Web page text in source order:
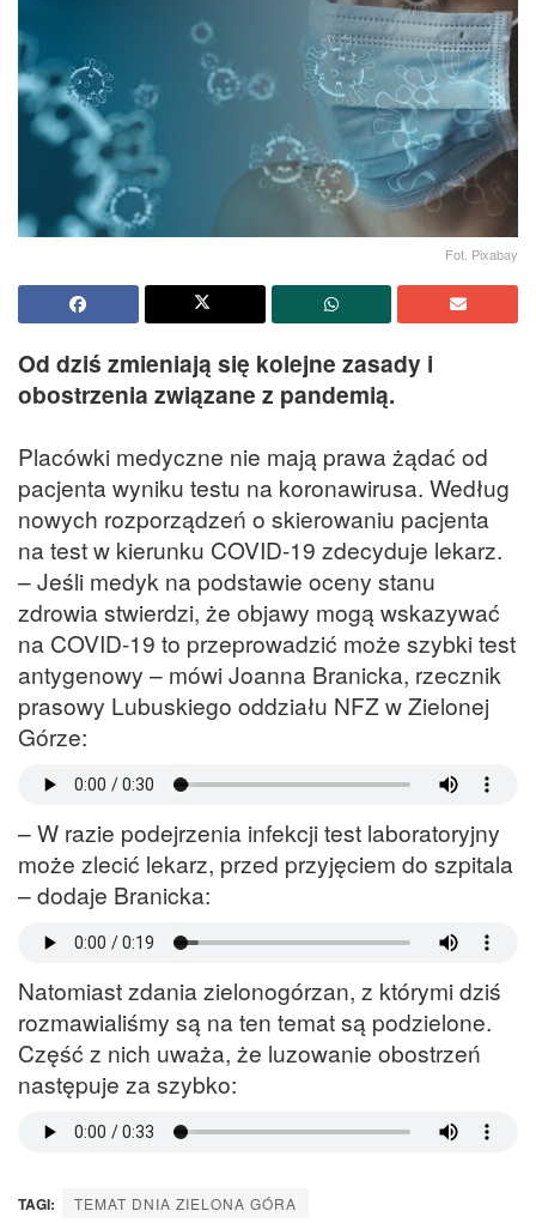
Fot. Pixabay
Od dziś zmieniają się kolejne zasady i
obostrzenia związane z pandemią.
Placówki medyczne nie mają prawa żądać od
pacjenta wyniku testu na koronawirusa. Według
nowych rozporządzeń o skierowaniu pacjenta
na test w kierunku COVID-19 zdecyduje lekarz.
– Jeśli medyk na podstawie oceny stanu
zdrowia stwierdzi, że objawy mogą wskazywać
na COVID-19 to przeprowadzić może szybki test
antygenowy – mówi Joanna Branicka, rzecznik
prasowy Lubuskiego oddziału NFZ w Zielonej
Górze:
– W razie podejrzenia infekcji test laboratoryjny
może zlecić lekarz, przed przyjęciem do szpitala
– dodaje Branicka:
Natomiast zdania zielonogórzan, z którymi dziś
rozmawialiśmy są na ten temat są podzielone.
Część z nich uważa, że luzowanie obostrzeń
następuje za szybko:
TAGI: TEMAT DNIA ZIELONA GÓRA